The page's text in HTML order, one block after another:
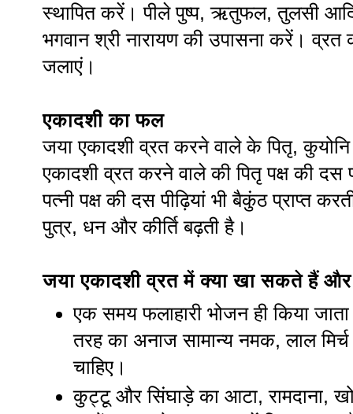
स्थापित करें। पीले पुष्प, ऋतुफल, तुलसी
भगवान श्री नारायण की उपासना करें।
जलाएं।
एकादशी का फल
जया एकादशी व्रत करने वाले के पितृ,
एकादशी व्रत करने वाले की पितृ पक्ष की दस
पत्नी पक्ष की दस पीढ़ियां भी बैकुंठ प्राप्त
पुत्र, धन और कीर्ति बढ़ती है।
जया एकादशी व्रत में क्या खा सकते हैं और
एक समय फलाहारी भोजन ही किया
तरह का अनाज सामान्य नमक, लाल
चाहिए।
कुट्टू और सिंघाड़े का आटा, रामदाना,